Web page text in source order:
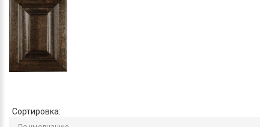
Сортировка: